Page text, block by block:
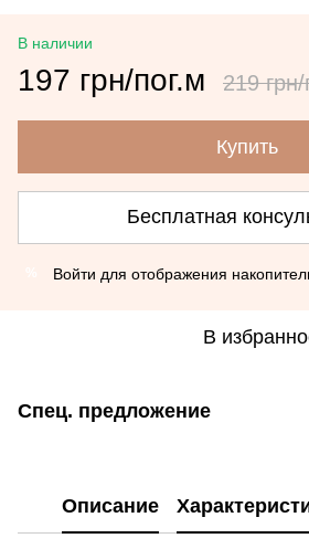
В наличии
197 грн/пог.м 219
Купить
Бесплатная
Войти для отображения
В
Спец. предложение
Описание